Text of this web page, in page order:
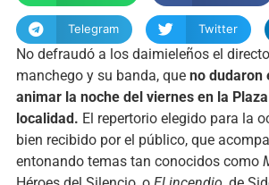
Telegram Twitter
No defraudó a los daimieleños el
manchego y su banda, que no dudaron
animar la noche del viernes en la
localidad. El repertorio elegido para la
bien recibido por el público, que
entonando temas tan conocidos como